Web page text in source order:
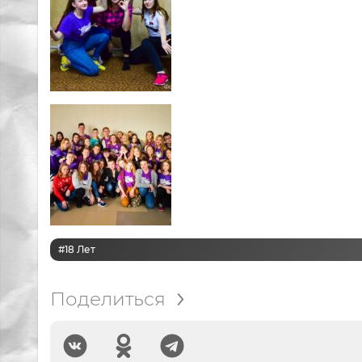
#18 Лет
Поделиться